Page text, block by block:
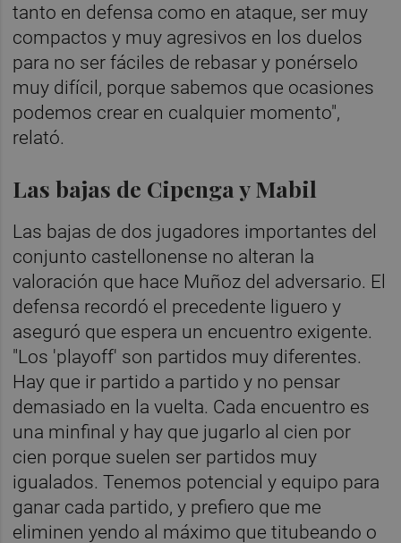
tanto en defensa como en ataque, ser muy
compactos y muy agresivos en los duelos
para no ser fáciles de rebasar y ponérselo
muy difícil, porque sabemos que ocasiones
podemos crear en cualquier momento",
relató.
Las bajas de Cipenga y Mabil
Las bajas de dos jugadores importantes del
conjunto castellonense no alteran la
valoración que hace Muñoz del adversario. El
defensa recordó el precedente liguero y
aseguró que espera un encuentro exigente.
"Los 'playoff' son partidos muy diferentes.
Hay que ir partido a partido y no pensar
demasiado en la vuelta. Cada encuentro es
una minfinal y hay que jugarlo al cien por
cien porque suelen ser partidos muy
igualados. Tenemos potencial y equipo para
ganar cada partido, y prefiero que me
eliminen yendo al máximo que titubeando o